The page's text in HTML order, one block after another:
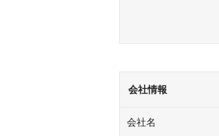
会社情報
会社名